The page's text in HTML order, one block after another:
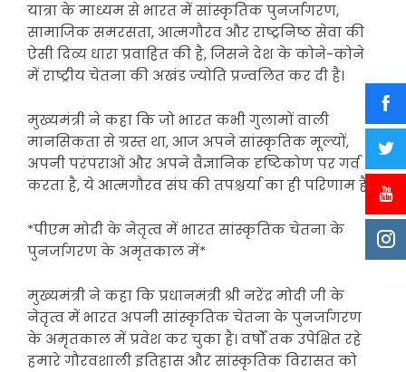
यात्रा के माध्यम से भारत में सांस्कृतिक पुनर्जागरण,
सामाजिक समरसता, आत्मगौरव और राष्ट्रनिष्ठ सेवा की
ऐसी दिव्य धारा प्रवाहित की है, जिसने देश के कोने-कोने
में राष्ट्रीय चेतना की अखंड ज्योति प्रज्वलित कर दी है।
मुख्यमंत्री ने कहा कि जो भारत कभी गुलामों वाली
मानसिकता से ग्रस्त था, आज अपने सांस्कृतिक मूल्यों,
अपनी परंपराओं और अपने वैज्ञानिक दृष्टिकोण पर गर्व
करता है, ये आत्मगौरव संघ की तपश्चर्या का ही परिणाम है।
*पीएम मोदी के नेतृत्व में भारत सांस्कृतिक चेतना के
पुनर्जागरण के अमृतकाल में*
मुख्यमंत्री ने कहा कि प्रधानमंत्री श्री नरेंद्र मोदी जी के
नेतृत्व में भारत अपनी सांस्कृतिक चेतना के पुनर्जागरण
के अमृतकाल में प्रवेश कर चुका है। वर्षों तक उपेक्षित रहे
हमारे गौरवशाली इतिहास और सांस्कृतिक विरासत को